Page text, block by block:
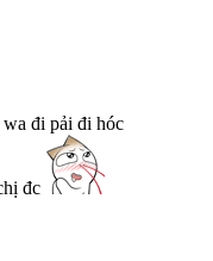
đi pải đi hóc
đc